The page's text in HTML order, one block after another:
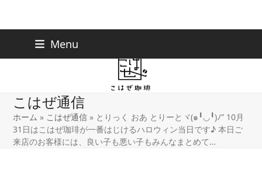
Menu
こはぜ通信
ホーム » こはぜ通信 » とりっく おあ とりーとヾ(๑╹◡╹)ﾉ” 10月
31日はこはぜ珈琲が一番はじけるハロウィン当日です♪ 本日ご
来店のお客様には、良い子も悪い子もみんなまとめて…